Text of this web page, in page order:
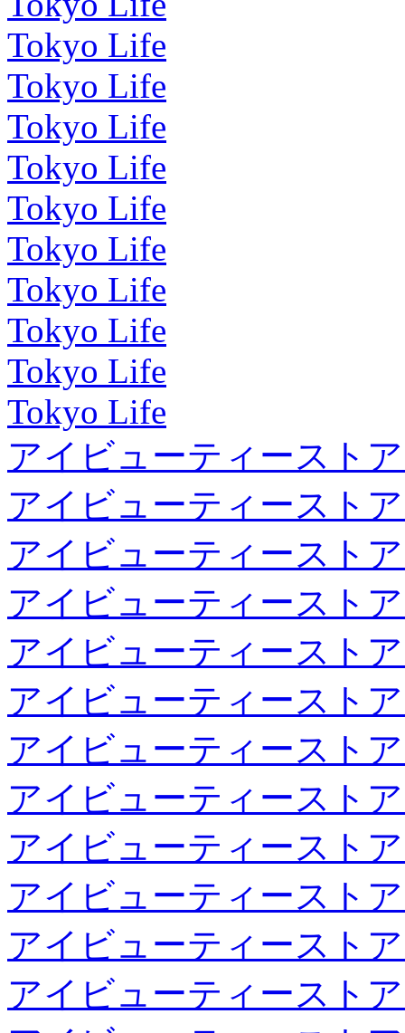
Tokyo Life
Tokyo Life
Tokyo Life
Tokyo Life
Tokyo Life
Tokyo Life
Tokyo Life
Tokyo Life
Tokyo Life
Tokyo Life
アイビューティースト
アイビューティースト
アイビューティースト
アイビューティースト
アイビューティースト
アイビューティースト
アイビューティースト
アイビューティースト
アイビューティースト
アイビューティースト
アイビューティースト
アイビューティースト